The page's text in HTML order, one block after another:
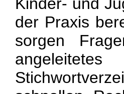
der Praxis
sorgen